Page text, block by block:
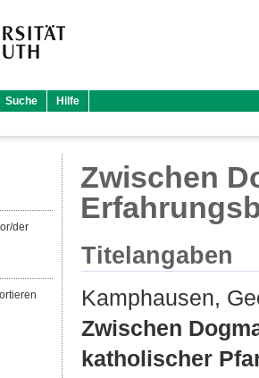
Suche Hilfe
der
Zwischen
Titelangaben
Kamphausen,
Zwischen
katholischer